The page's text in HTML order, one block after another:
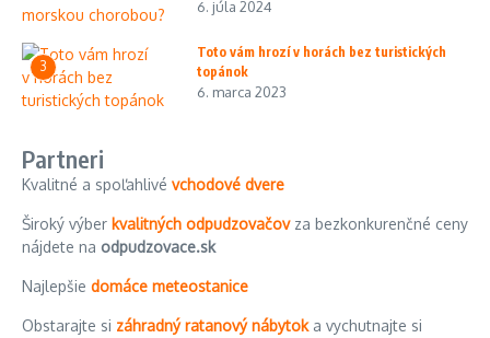
6. júla 2024
3
Toto vám hrozí v horách bez turistických
topánok
6. marca 2023
Partneri
Kvalitné a spoľahlivé vchodové dvere
Široký výber kvalitných odpudzovačovza bezkonkurenčné ceny
nájdete na odpudzovace.sk
Najlepšie domáce meteostanice
Obstarajte si záhradný ratanový nábytoka vychutnajte si